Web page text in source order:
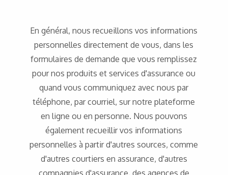
En général, nous recueillons vos informations
personnelles directement de vous, dans les
formulaires de demande que vous remplissez
pour nos produits et services d'assurance ou
quand vous communiquez avec nous par
téléphone, par courriel, sur notre plateforme
en ligne ou en personne. Nous pouvons
également recueillir vos informations
personnelles à partir d'autres sources, comme
d'autres courtiers en assurance, d'autres
compagnies d'assurance, des agences de